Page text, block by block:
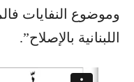
وموضوع النفايات
اللبنانية بالإصلاح”.